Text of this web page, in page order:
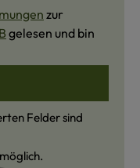
zur
gelesen und bin
Felder sind